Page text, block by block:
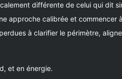
différente de celui qui dit
approche calibrée et
à clarifier le périmètre,
et en énergie.